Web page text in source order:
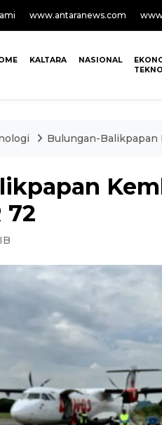
www.antaranews.com
KALTARA NASIONAL
Bulungan-Balikpapan
72